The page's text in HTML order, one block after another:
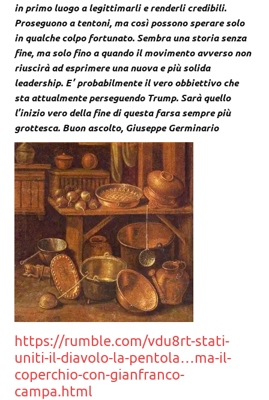
in primo luogo a legittimarli e renderli credibili.
Proseguono a tentoni, ma così possono sperare solo
in qualche colpo fortunato. Sembra una storia senza
fine, ma solo fino a quando il movimento avverso non
riuscirà ad esprimere una nuova e più solida
leadership. E’ probabilmente il vero obbiettivo che
sta attualmente perseguendo Trump. Sarà quello
l’inizio vero della fine di questa farsa sempre più
grottesca. Buon ascolto, Giuseppe Germinario
https://rumble.com/vdu8rt-stati-
uniti-il-diavolo-la-pentola…ma-il-
coperchio-con-gianfranco-
campa.html